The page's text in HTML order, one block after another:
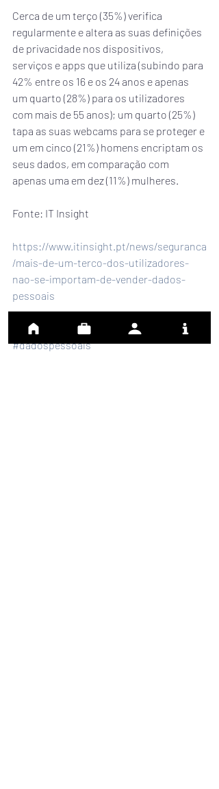
Cerca de um terço (35%) verifica
regularmente e altera as suas definições
de privacidade nos dispositivos,
serviços e apps que utiliza (subindo para
42% entre os 16 e os 24 anos e apenas
um quarto (28%) para os utilizadores
com mais de 55 anos); um quarto (25%)
tapa as suas webcams para se proteger e
um em cinco (21%) homens encriptam os
seus dados, em comparação com
apenas uma em dez (11%) mulheres.
Fonte: IT Insight
https://www.itinsight.pt/news/seguranca
/mais-de-um-terco-dos-utilizadores-
nao-se-importam-de-vender-dados-
pessoais
#noticiabspconsulting
#dadospessoais